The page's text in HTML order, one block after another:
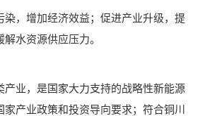
染，增加经济效益；促进产业升级，提
水资源供应压力。
产业，是国家大力支持的战略性新能源
产业政策和投资导向要求；符合铜川